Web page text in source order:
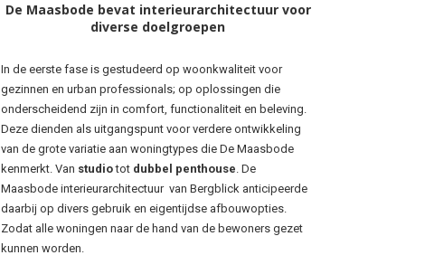
De Maasbode bevat interieurarchitectuur voor
diverse doelgroepen
In de eerste fase is gestudeerd op woonkwaliteit voor
gezinnen en urban professionals; op oplossingen die
onderscheidend zijn in comfort, functionaliteit en beleving.
Deze dienden als uitgangspunt voor verdere ontwikkeling
van de grote variatie aan woningtypes die De Maasbode
kenmerkt. Van studiotot dubbel penthouse. De
Maasbode interieurarchitectuur van Bergblick anticipeerde
daarbij op divers gebruik en eigentijdse afbouwopties.
Zodat alle woningen naar de hand van de bewoners gezet
kunnen worden.